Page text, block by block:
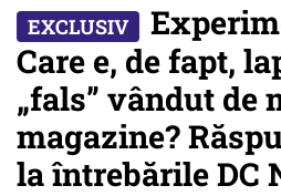
Care e, de fapt,
„fals” vândut de
magazine?
la întrebările DC